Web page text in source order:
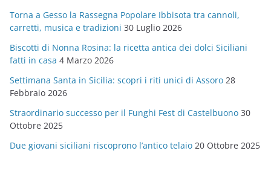
o
r
i
e
Torna a Gesso la Rassegna Popolare Ibbisota tra cannoli,
carretti, musica e tradizioni 30 Luglio 2026
Biscotti di Nonna Rosina: la ricetta antica dei dolci Siciliani
fatti in casa 4 Marzo 2026
Settimana Santa in Sicilia: scopri i riti unici di Assoro 28
Febbraio 2026
Straordinario successo per il Funghi Fest di Castelbuono 30
Ottobre 2025
Due giovani siciliani riscoprono l’antico telaio 20 Ottobre 2025